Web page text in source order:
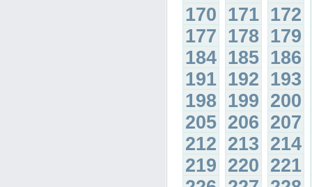
170 171 172
177 178 179
184 185 186
191 192 193
198 199 200
205 206 207
212 213 214
219 220 221